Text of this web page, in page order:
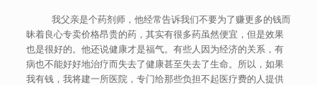
我父亲是个药剂师，他经常告诉我们不要为了赚更多的钱而
昧着良心专卖价格昂贵的药，其实有很多药虽然便宜，但是效果
也是很好的。他还说健康才是福气。有些人因为经济的关系，有
病也不能好好地治疗而失去了健康甚至失去了生命。所以，如果
我有钱，我将建一所医院，专门给那些负担不起医疗费的人提供